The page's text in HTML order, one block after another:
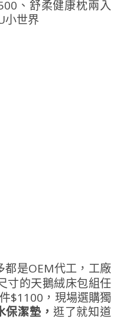
都是OEM代工，工廠
寸的天鵝絨床包組任
$1100，現場選購獨
潔墊， 逛了就知道